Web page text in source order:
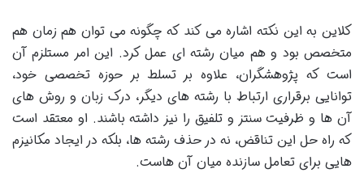
کلاین به این نکته اشاره می کند که چگونه می توان هم زمان هم
متخصص بود و هم میان رشته ای عمل کرد. این امر مستلزم آن
است که پژوهشگران، علاوه بر تسلط بر حوزه تخصصی خود،
توانایی برقراری ارتباط با رشته های دیگر، درک زبان و روش های
آن ها و ظرفیت سنتز و تلفیق را نیز داشته باشند. او معتقد است
که راه حل این تناقض، نه در حذف رشته ها، بلکه در ایجاد مکانیزم
هایی برای تعامل سازنده میان آن هاست.